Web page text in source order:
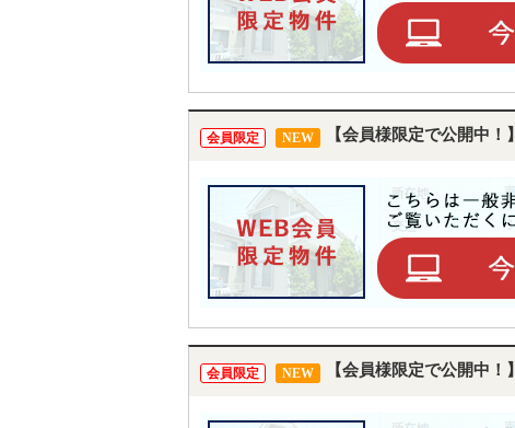
会員限定 NEW 【会員様限定で公開中！】
会員限定 NEW 【会員様限定で公開中！】